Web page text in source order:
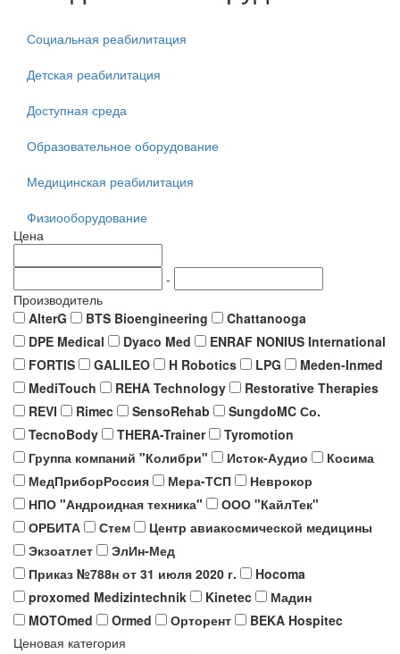
Социальная реабилитация
Детская реабилитация
Доступная среда
Образовательное оборудование
Медицинская реабилитация
Физиооборудование
Цена
-
Производитель
AlterG
BTS Bioengineering
Chattanooga
DPE Medical
Dyaco Med
ENRAF NONIUS International
FORTIS
GALILEO H Robotics LPG
Meden-Inmed
MediTouch
REHA Technology
Restorative Therapies
REVI
Rimec SensoRehab
SungdoMC Со.
TecnoBody
THERA-Trainer
Tyromotion
Группа компаний "Колибри"
Исток-Аудио
Косима
МедПриборРоссия
Мера-ТСП
Неврокор
НПО "Андроидная техника"
ООО "КайлТек"
ОРБИТА
Стем
Центр авиакосмической медицины
Экзоатлет
ЭлИн-Мед
Приказ №788н от 31 июля 2020 г.
Hocoma
proxomed Medizintechnik
Kinetec
Мадин
MOTOmed
Ormed Орторент
BEKA Hospitec
Ценовая категория